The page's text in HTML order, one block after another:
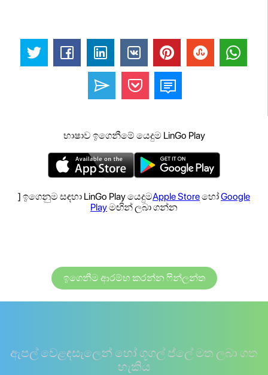
භාෂාව ඉගෙනීමේ යෙදුම LinGo Play
] ඉගෙනුම සඳහා LinGo Play යෙදුමApple StoreහෝGoogle
Playමඟින් ලබා ගන්න
ඉගෙනීම ආරම්භ කරන්න ෆින්ලන්ත
ඇපල් වෙළඳසැලෙන් හෝ ගූගල් ප්ලේ මත ලබා ගත
හැකිය